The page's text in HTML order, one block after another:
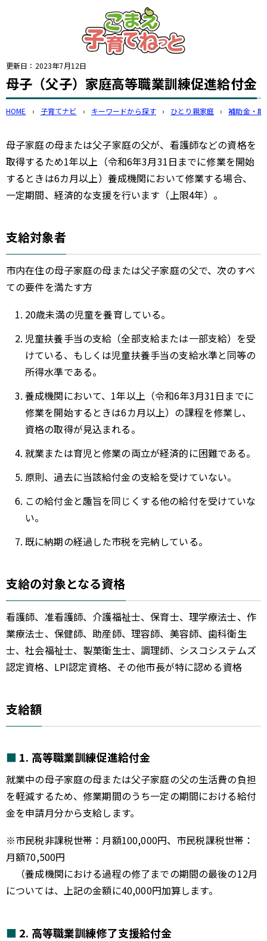
このページの本文へ
更新日： 2023年7月12日
母子（父子）家庭高等職業訓練促進給付金
HOME › 子育てナビ › キーワードから探す › ひとり親家庭 › 補助金・助
母子家庭の母または父子家庭の父が、看護師などの資格を
取得するため1年以上（令和6年3月31日までに修業を開始
するときは6カ月以上）養成機関において修業する場合、
一定期間、経済的な支援を行います（上限4年）。
支給対象者
市内在住の母子家庭の母または父子家庭の父で、次のすべ
ての要件を満たす方
20歳未満の児童を養育している。
児童扶養手当の支給（全部支給または一部支給）を受
けている、もしくは児童扶養手当の支給水準と同等の
所得水準である。
養成機関において、1年以上（令和6年3月31日までに
修業を開始するときは6カ月以上）の課程を修業し、
資格の取得が見込まれる。
就業または育児と修業の両立が経済的に困難である。
原則、過去に当該給付金の支給を受けていない。
この給付金と趣旨を同じくする他の給付を受けていな
い。
既に納期の経過した市税を完納している。
支給の対象となる資格
看護師、准看護師、介護福祉士、保育士、理学療法士、作
業療法士、保健師、助産師、理容師、美容師、歯科衛生
士、社会福祉士、製菓衛生士、調理師、シスコシステムズ
認定資格、LPI認定資格、その他市長が特に認める資格
支給額
1. 高等職業訓練促進給付金
就業中の母子家庭の母または父子家庭の父の生活費の負担
を軽減するため、修業期間のうち一定の期間における給付
金を申請月分から支給します。
※市民税非課税世帯：月額100,000円、市民税課税世帯：
月額70,500円
（養成機関における過程の修了までの期間の最後の12月
については、上記の金額に40,000円加算します。
2. 高等職業訓練修了支援給付金